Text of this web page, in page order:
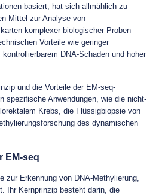
basiert, hat sich allmählich zu
Mittel zur Analyse von
komplexer biologischer Proben
Vorteile wie geringer
DNA-Schaden und hoher
und die Vorteile der EM-seq-
spezifische Anwendungen, wie die nicht-
Krebs, die Flüssigbiopsie von
des dynamischen
EM-seq
zur Erkennung von DNA-Methylierung,
Ihr Kernprinzip besteht darin, die